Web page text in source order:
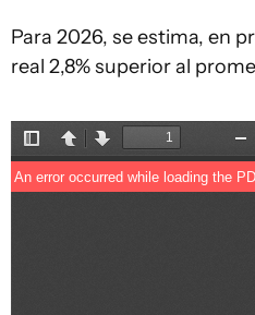
Para 2026, se estima, en
real 2,8% superior al